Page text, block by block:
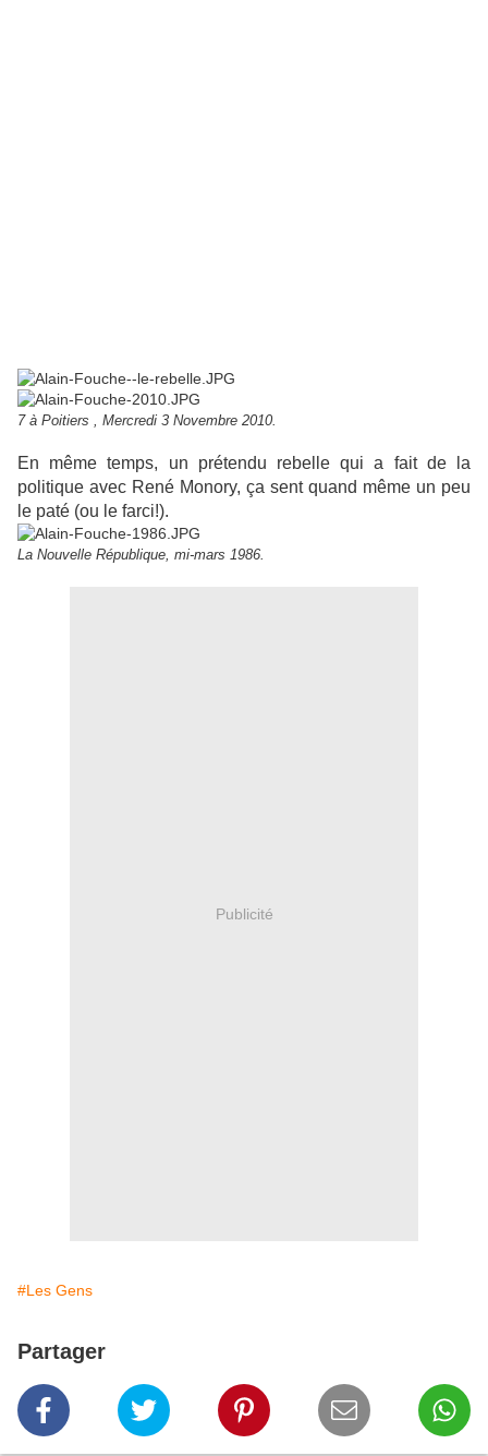
7 à Poitiers , Mercredi 3 Novembre 2010.
En même temps, un prétendu rebelle qui a fait de la
politique avec René Monory, ça sent quand même un peu
le paté (ou le farci!).
La Nouvelle République, mi-mars 1986.
Publicité
#Les Gens
Partager